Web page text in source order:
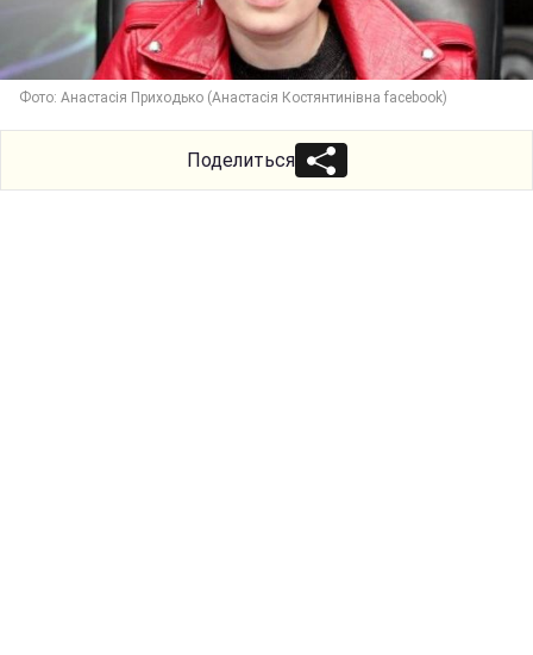
Фото: Анастасія Приходько (Анастасія Костянтинівна facebook)
Поделиться